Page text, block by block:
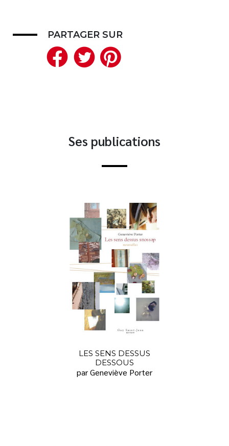
PARTAGER SUR
Facebook
Twitter
Ses publications
LES SENS DESSUS
DESSOUS
par Geneviève Porter